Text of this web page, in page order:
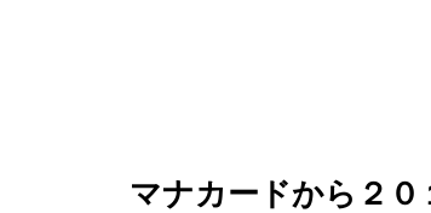
マナカードから２